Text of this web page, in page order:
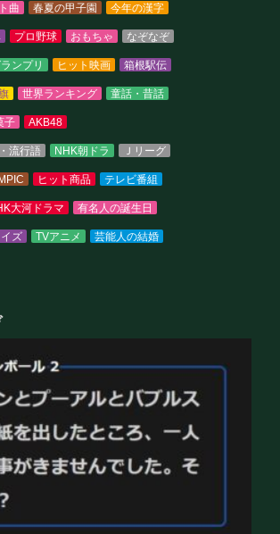
曲 春夏の甲子園 今年の漢字
プロ野球 おもちゃ なぞなぞ
ンプリ ヒット映画 箱根駅伝
世界ランキング 童話・昔話
子 AKB48
流行語 NHK朝ドラ Ｊリーグ
ヒット商品 テレビ番組
大河ドラマ 有名人の誕生日
ズ TVアニメ 芸能人の結婚